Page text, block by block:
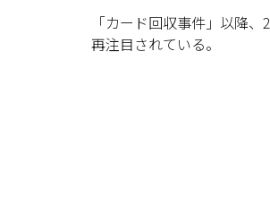
「カード回収事件」以降
再注目されている。